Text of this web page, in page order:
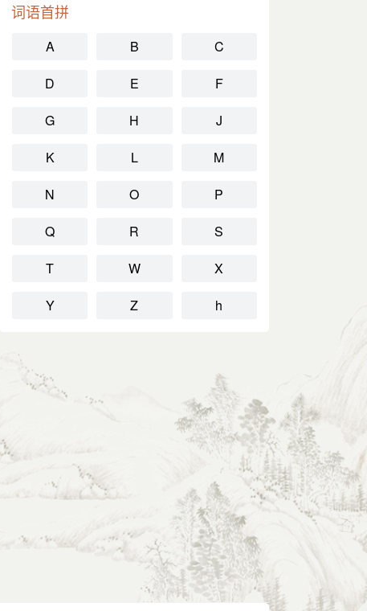
词语首拼
A B
C
D
E
F
G
H
J
K
L
M
N
O
P
Q
R
S
T
W
X
Y
Z h